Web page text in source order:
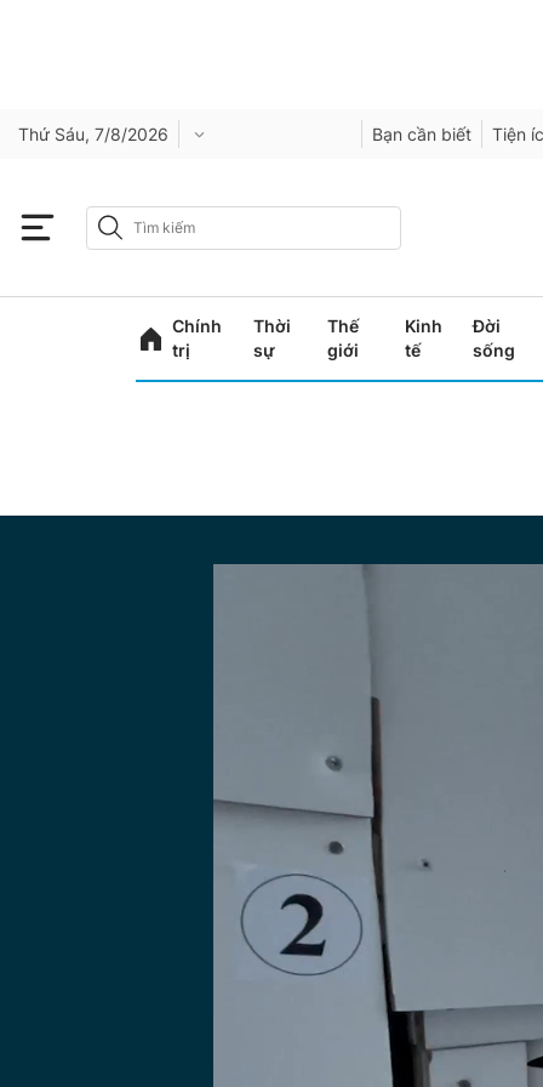
Thứ Sáu, 7/8/2026 Bạn cần biết Tiện
Chính
trị
Thời
sự
Thế
giới
Kinh
tế
Đời
sống